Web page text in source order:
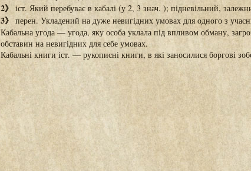
2》 іст. Який перебуває в кабалі (у 2, 3 знач. ); підневільний,
3》 перен. Укладений на дуже невигідних умовах для одного з
Кабальна угода — угода, яку особа уклала під впливом обману,
обставин на невигідних для себе умовах.
Кабальні книги іст. — рукописні книги, в які заносилися боргові